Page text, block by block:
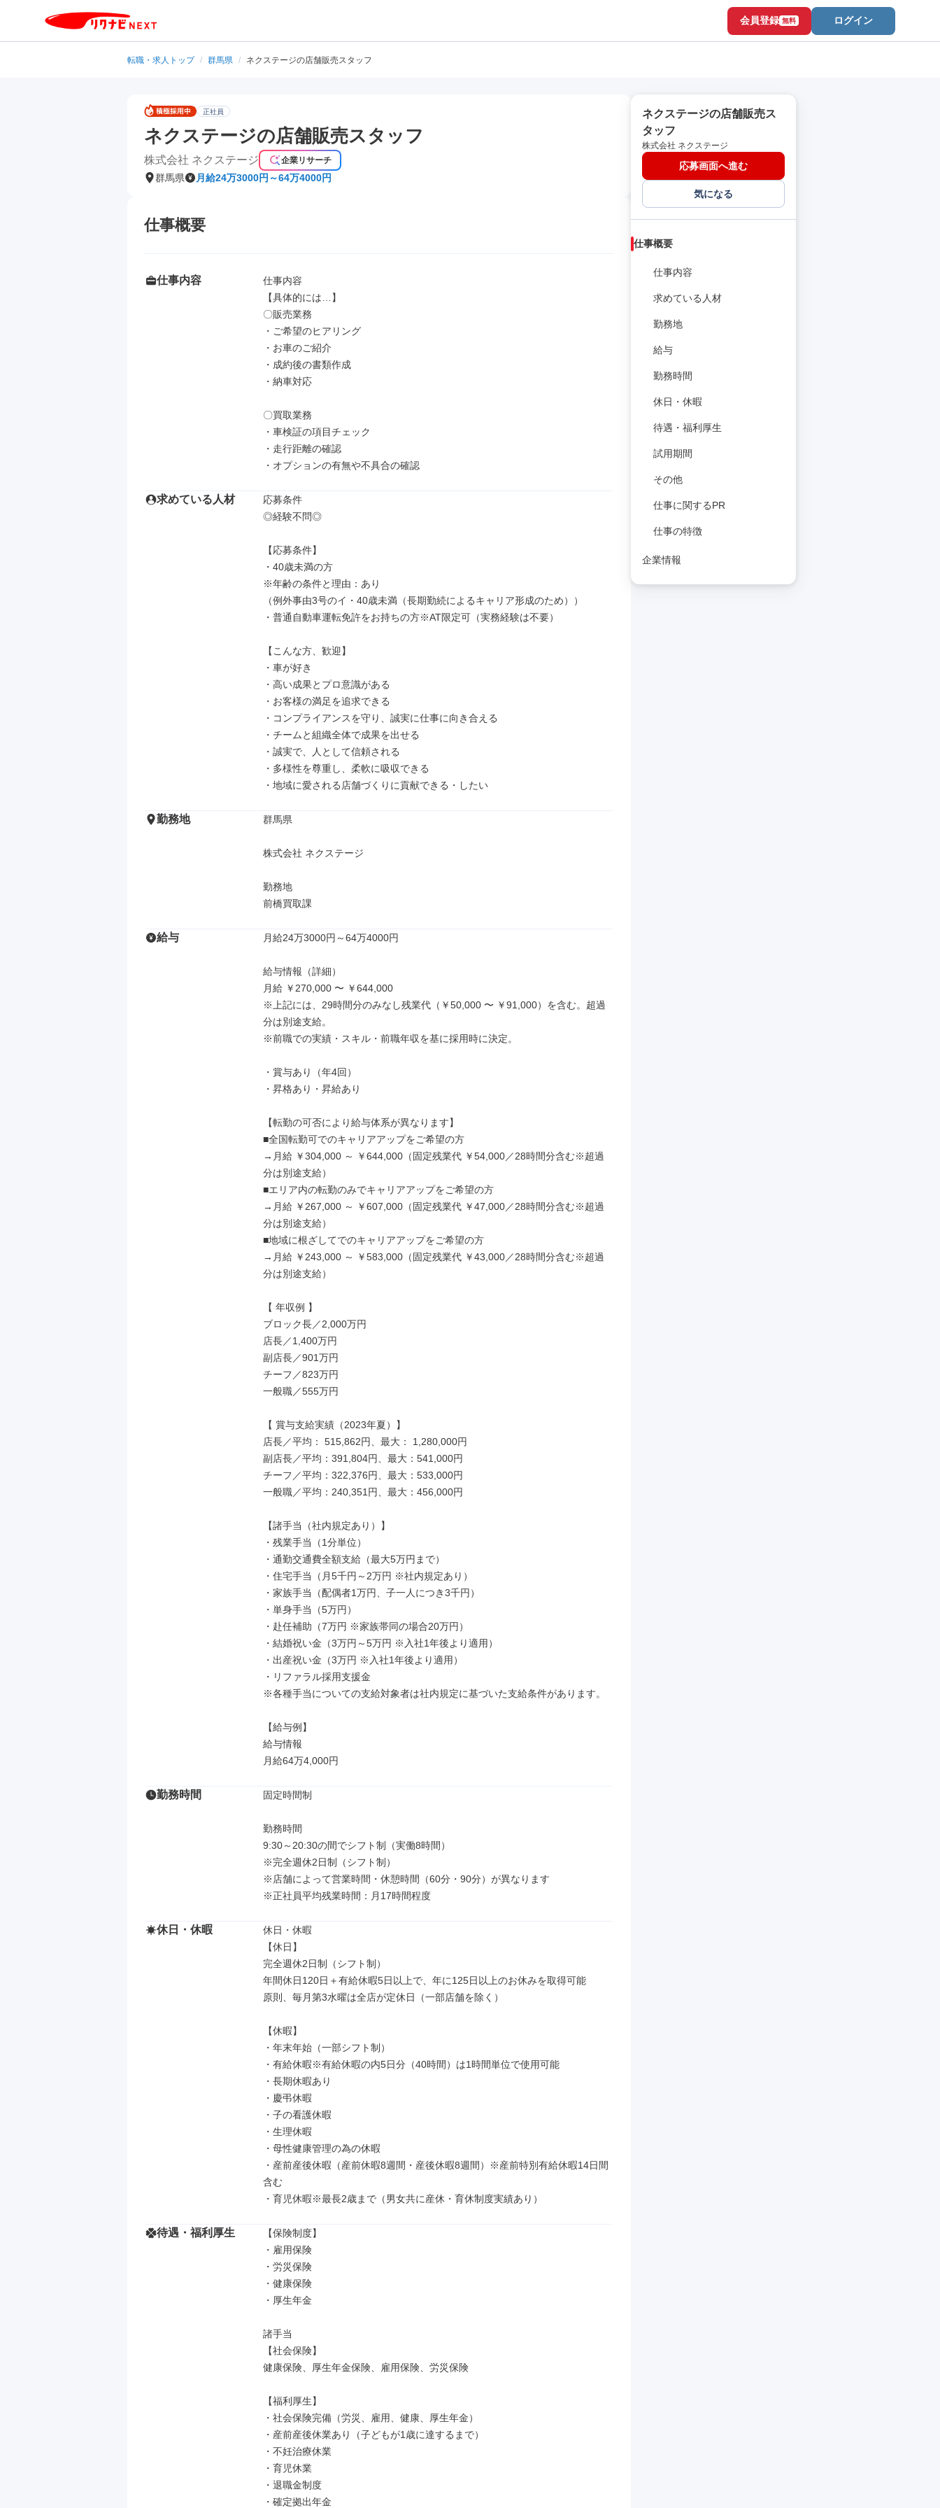
会員登録 無料 ログイン
転職・求人トップ / 群馬県 / ネクステージの店舗販売スタッフ
正社員
ネクステージの店舗販売スタッフ
株式会社 ネクステージ 企業リサーチ
群馬県 月給24万3000円～64万4000円
仕事概要
仕事内容
仕事内容
【具体的には…】
〇販売業務
・ご希望のヒアリング
・お車のご紹介
・成約後の書類作成
・納車対応
〇買取業務
・車検証の項目チェック
・走行距離の確認
・オプションの有無や不具合の確認
求めている人材
応募条件
◎経験不問◎
【応募条件】
・40歳未満の方
※年齢の条件と理由：あり
（例外事由3号のイ・40歳未満（長期勤続によるキャリア形成のため））
・普通自動車運転免許をお持ちの方※AT限定可（実務経験は不要）
【こんな方、歓迎】
・車が好き
・高い成果とプロ意識がある
・お客様の満足を追求できる
・コンプライアンスを守り、誠実に仕事に向き合える
・チームと組織全体で成果を出せる
・誠実で、人として信頼される
・多様性を尊重し、柔軟に吸収できる
・地域に愛される店舗づくりに貢献できる・したい
勤務地 群馬県
株式会社 ネクステージ
勤務地
前橋買取課
給与 月給24万3000円～64万4000円
給与情報（詳細）
月給 ￥270,000 〜 ￥644,000
※上記には、29時間分のみなし残業代（￥50,000 〜 ￥91,000）を含む。超過
分は別途支給。
※前職での実績・スキル・前職年収を基に採用時に決定。
・賞与あり（年4回）
・昇格あり・昇給あり
【転勤の可否により給与体系が異なります】
■全国転勤可でのキャリアアップをご希望の方
→月給 ￥304,000 ～ ￥644,000（固定残業代 ￥54,000／28時間分含む※超過
分は別途支給）
■エリア内の転勤のみでキャリアアップをご希望の方
→月給 ￥267,000 ～ ￥607,000（固定残業代 ￥47,000／28時間分含む※超過
分は別途支給）
■地域に根ざしてでのキャリアアップをご希望の方
→月給 ￥243,000 ～ ￥583,000（固定残業代 ￥43,000／28時間分含む※超過
分は別途支給）
【 年収例 】
ブロック長／2,000万円
店長／1,400万円
副店長／901万円
チーフ／823万円
一般職／555万円
【 賞与支給実績（2023年夏）】
店長／平均： 515,862円、最大： 1,280,000円
副店長／平均：391,804円、最大：541,000円
チーフ／平均：322,376円、最大：533,000円
一般職／平均：240,351円、最大：456,000円
【諸手当（社内規定あり）】
・残業手当（1分単位）
・通勤交通費全額支給（最大5万円まで）
・住宅手当（月5千円～2万円 ※社内規定あり）
・家族手当（配偶者1万円、子一人につき3千円）
・単身手当（5万円）
・赴任補助（7万円 ※家族帯同の場合20万円）
・結婚祝い金（3万円～5万円 ※入社1年後より適用）
・出産祝い金（3万円 ※入社1年後より適用）
・リファラル採用支援金
※各種手当についての支給対象者は社内規定に基づいた支給条件があります。
【給与例】
給与情報
月給64万4,000円
勤務時間 固定時間制
勤務時間
9:30～20:30の間でシフト制（実働8時間）
※完全週休2日制（シフト制）
※店舗によって営業時間・休憩時間（60分・90分）が異なります
※正社員平均残業時間：月17時間程度
休日・休暇
休日・休暇
【休日】
完全週休2日制（シフト制）
年間休日120日＋有給休暇5日以上で、年に125日以上のお休みを取得可能
原則、毎月第3水曜は全店が定休日（一部店舗を除く）
【休暇】
・年末年始（一部シフト制）
・有給休暇※有給休暇の内5日分（40時間）は1時間単位で使用可能
・長期休暇あり
・慶弔休暇
・子の看護休暇
・生理休暇
・母性健康管理の為の休暇
・産前産後休暇（産前休暇8週間・産後休暇8週間）※産前特別有給休暇14日間
含む
・育児休暇※最長2歳まで（男女共に産休・育休制度実績あり）
待遇・福利厚生
【保険制度】
・雇用保険
・労災保険
・健康保険
・厚生年金
諸手当
【社会保険】
健康保険、厚生年金保険、雇用保険、労災保険
【福利厚生】
・社会保険完備（労災、雇用、健康、厚生年金）
・産前産後休業あり（子どもが1歳に達するまで）
・不妊治療休業
・育児休業
・退職金制度
・確定拠出年金
ネクステージの店舗販売ス
タッフ
株式会社 ネクステージ
応募画面へ進む
気になる
仕事概要
仕事内容
求めている人材
勤務地
給与
勤務時間
休日・休暇
待遇・福利厚生
試用期間
その他
仕事に関するPR
仕事の特徴
企業情報